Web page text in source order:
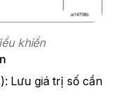
khiển
Lưu giá trị số cần